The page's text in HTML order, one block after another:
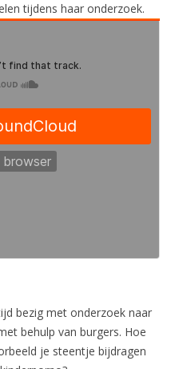
tijdens haar onderzoek.
bezig met onderzoek naar
behulp van burgers. Hoe
je steentje bijdragen